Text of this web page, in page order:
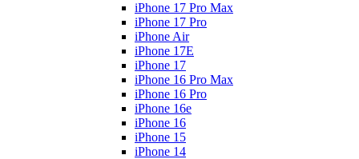
iPhone 17 Pro Max
iPhone 17 Pro
iPhone Air
iPhone 17E
iPhone 17
iPhone 16 Pro Max
iPhone 16 Pro
iPhone 16e
iPhone 16
iPhone 15
iPhone 14